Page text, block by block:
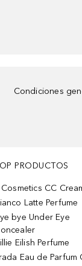
Condiciones
PRODUCTOS
CC
Latte Perfume
bye Under Eye
Eilish Perfume
Eau de Parfum